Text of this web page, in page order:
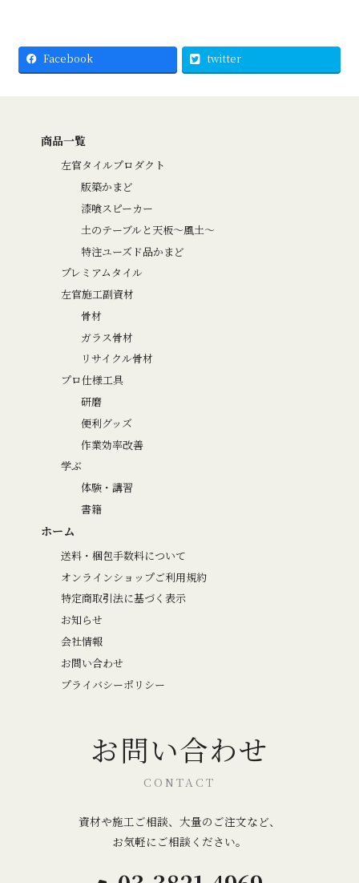
Facebook twitter
商品一覧
左官タイルプロダクト
版築かまど
漆喰スピーカー
土のテーブルと天板～風土～
特注ユーズド品かまど
プレミアムタイル
左官施工副資材
骨材
ガラス骨材
リサイクル骨材
プロ仕様工具
研磨
便利グッズ
作業効率改善
学ぶ
体験・講習
書籍
ホーム
送料・梱包手数料について
オンラインショップご利用規約
特定商取引法に基づく表示
お知らせ
会社情報
お問い合わせ
プライバシーポリシー
お問い合わせ
CONTACT
資材や施工ご相談、大量のご注文など、
お気軽にご相談ください。